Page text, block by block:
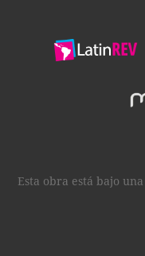
Esta obra está bajo una